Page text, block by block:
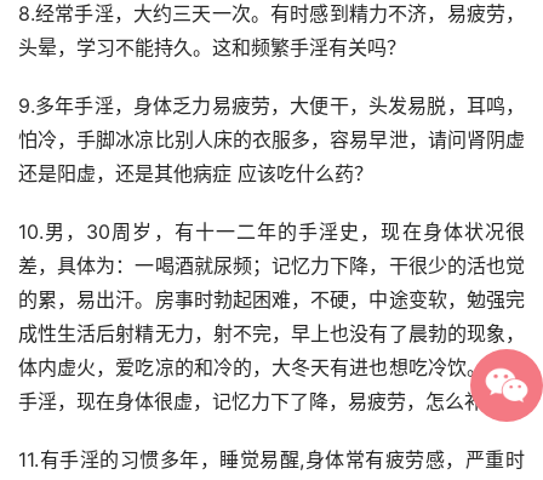
8.经常手淫，大约三天一次。有时感到精力不济，易疲劳，
头晕，学习不能持久。这和频繁手淫有关吗？
9.多年手淫，身体乏力易疲劳，大便干，头发易脱，耳鸣，
怕冷，手脚冰凉比别人床的衣服多，容易早泄，请问肾阴虚
还是阳虚，还是其他病症 应该吃什么药？
10.男，30周岁，有十一二年的手淫史，现在身体状况很
差，具体为：一喝酒就尿频；记忆力下降，干很少的活也觉
的累，易出汗。房事时勃起困难，不硬，中途变软，勉强完
成性生活后射精无力，射不完，早上也没有了晨勃的现象，
体内虚火，爱吃凉的和冷的，大冬天有进也想吃冷饮。多年
手淫，现在身体很虚，记忆力下了降，易疲劳，怎么补？
11.有手淫的习惯多年，睡觉易醒,身体常有疲劳感，严重时